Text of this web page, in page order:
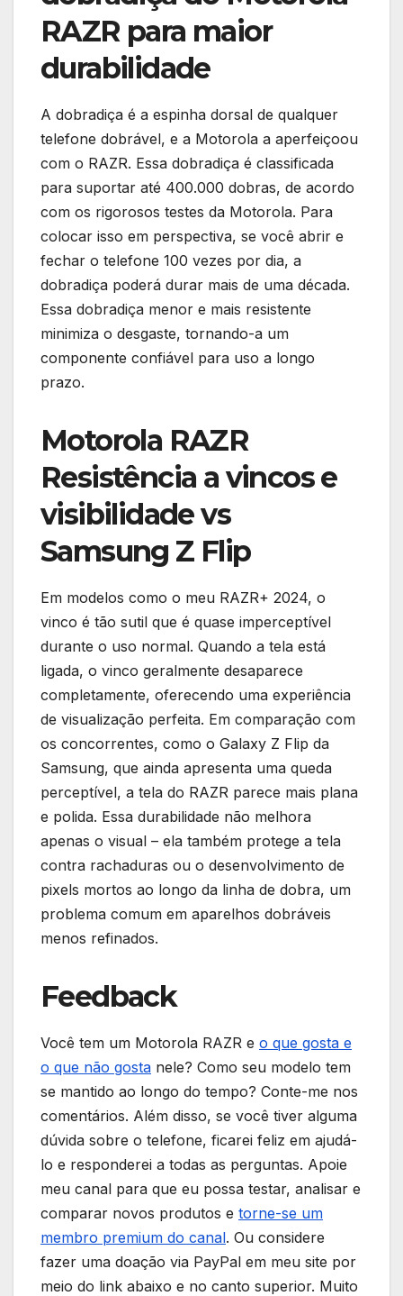
RAZR para maior
durabilidade
A dobradiça é a espinha dorsal de qualquer
telefone dobrável, e a Motorola a aperfeiçoou
com o RAZR. Essa dobradiça é classificada
para suportar até 400.000 dobras, de acordo
com os rigorosos testes da Motorola. Para
colocar isso em perspectiva, se você abrir e
fechar o telefone 100 vezes por dia, a
dobradiça poderá durar mais de uma década.
Essa dobradiça menor e mais resistente
minimiza o desgaste, tornando-a um
componente confiável para uso a longo
prazo.
Motorola RAZR
Resistência a vincos e
visibilidade vs
Samsung Z Flip
Em modelos como o meu RAZR+ 2024, o
vinco é tão sutil que é quase imperceptível
durante o uso normal. Quando a tela está
ligada, o vinco geralmente desaparece
completamente, oferecendo uma experiência
de visualização perfeita. Em comparação com
os concorrentes, como o Galaxy Z Flip da
Samsung, que ainda apresenta uma queda
perceptível, a tela do RAZR parece mais plana
e polida. Essa durabilidade não melhora
apenas o visual – ela também protege a tela
contra rachaduras ou o desenvolvimento de
pixels mortos ao longo da linha de dobra, um
problema comum em aparelhos dobráveis
menos refinados.
Feedback
Você tem um Motorola RAZR e o que gosta e
o que não gosta nele? Como seu modelo tem
se mantido ao longo do tempo? Conte-me nos
comentários. Além disso, se você tiver alguma
dúvida sobre o telefone, ficarei feliz em ajudá-
lo e responderei a todas as perguntas. Apoie
meu canal para que eu possa testar, analisar e
comparar novos produtos e torne-se um
membro premium do canal. Ou considere
fazer uma doação via PayPal em meu site por
meio do link abaixo e no canto superior. Muito